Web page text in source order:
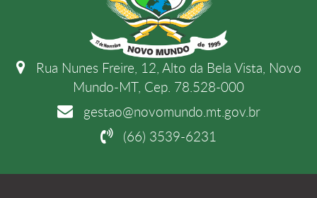
Rua Nunes Freire, 12, Alto da Bela Vista, Novo
Mundo-MT, Cep. 78.528-000
gestao@novomundo.mt.gov.br
(66) 3539-6231